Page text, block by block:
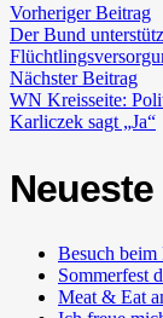
Vorheriger Beitrag
Der Bund
Nächster Beitrag
WN Kreisseite:
Karliczek sagt „Ja“
Besuch
Sommerfest
Meat & Eat